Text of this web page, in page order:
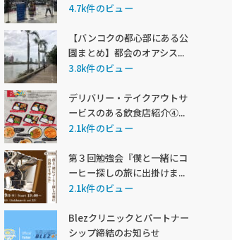
4.7k件のビュー
【バンコクの都心部にある公
園まとめ】都会のオアシス...
3.8k件のビュー
デリバリー・テイクアウトサ
ービスのある飲食店紹介④...
2.1k件のビュー
第３回勉強会『僕と一緒にコ
ーヒー探しの旅に出掛けま...
2.1k件のビュー
Blezクリニックとパートナー
シップ締結のお知らせ